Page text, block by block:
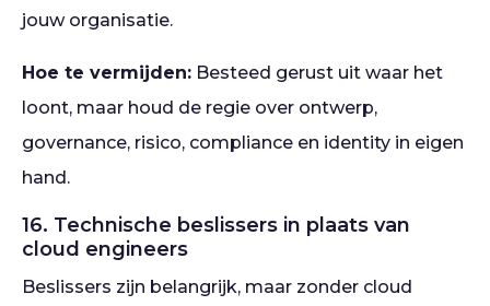
jouw organisatie.
Hoe te vermijden: Besteed gerust uit waar het
loont, maar houd de regie over ontwerp,
governance, risico, compliance en identity in eigen
hand.
16. Technische beslissers in plaats van
cloud engineers
Beslissers zijn belangrijk, maar zonder cloud